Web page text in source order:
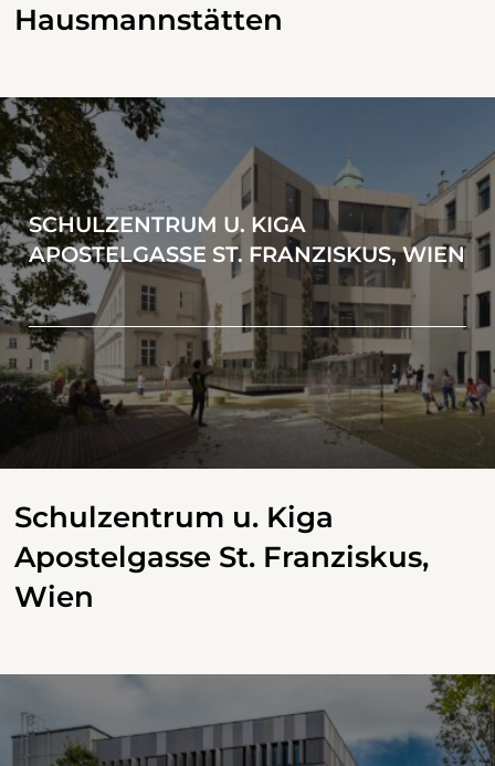
Hausmannstätten
SCHULZENTRUM U. KIGA
APOSTELGASSE ST. FRANZISKUS, WIEN
Schulzentrum u. Kiga
Apostelgasse St. Franziskus,
Wien